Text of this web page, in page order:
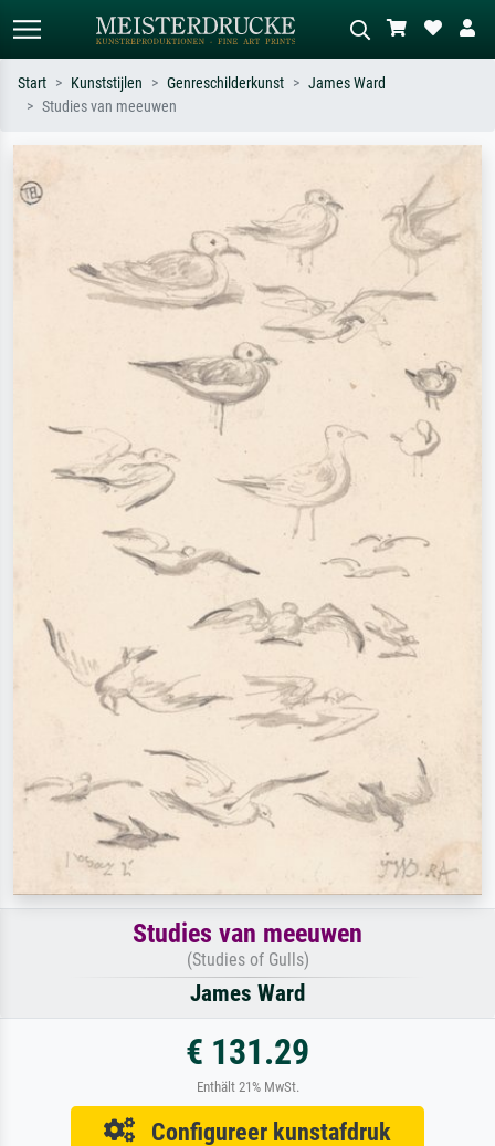
Monet, Sterrennacht, impressionisme,
weide, abstract met veel rood, donker
olieverfschilderij, staand naakt naast
een boom.
Start Kunststijlen Genreschilderkunst
James Ward
Studies van meeuwen
Studies van meeuwen
(Studies of Gulls)
James Ward
€ 131.29
Enthält 21% MwSt.
Configureer kunstafdruk